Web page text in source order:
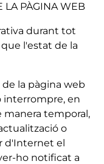
LA PÀGINA WEB
durant tot
l'estat de la
la pàgina web
interrompre, en
manera temporal,
o
d'Internet el
ho notificat a